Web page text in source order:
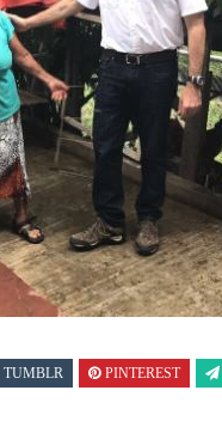
TUMBLR PINTEREST